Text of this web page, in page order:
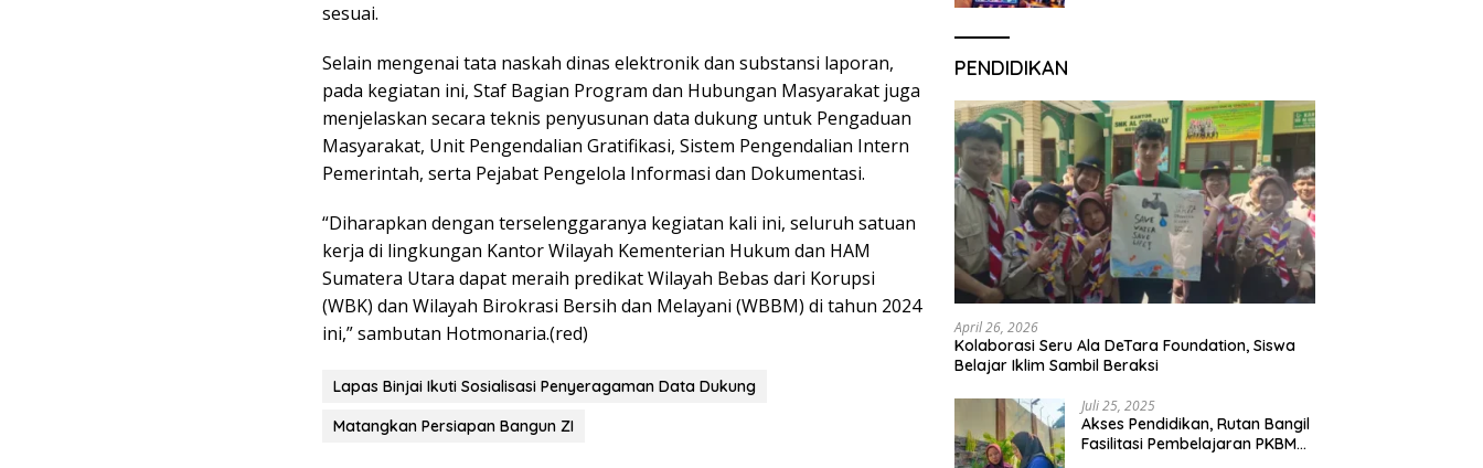
sesuai.
Selain mengenai tata naskah dinas elektronik dan substansi laporan,
pada kegiatan ini, Staf Bagian Program dan Hubungan Masyarakat juga
menjelaskan secara teknis penyusunan data dukung untuk Pengaduan
Masyarakat, Unit Pengendalian Gratifikasi, Sistem Pengendalian Intern
Pemerintah, serta Pejabat Pengelola Informasi dan Dokumentasi.
“Diharapkan dengan terselenggaranya kegiatan kali ini, seluruh satuan
kerja di lingkungan Kantor Wilayah Kementerian Hukum dan HAM
Sumatera Utara dapat meraih predikat Wilayah Bebas dari Korupsi
(WBK) dan Wilayah Birokrasi Bersih dan Melayani (WBBM) di tahun 2024
ini,” sambutan Hotmonaria.(red)
Lapas Binjai Ikuti Sosialisasi Penyeragaman Data Dukung
Matangkan Persiapan Bangun ZI
PENDIDIKAN
April 26, 2026
Kolaborasi Seru Ala DeTara Foundation, Siswa
Belajar Iklim Sambil Beraksi
Juli 25, 2025
Akses Pendidikan, Rutan Bangil
Fasilitasi Pembelajaran PKBM